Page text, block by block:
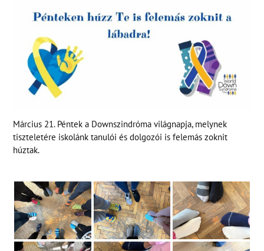
Március 21. Péntek a Downszindróma világnapja, melynek
tiszteletére iskolánk tanulói és dolgozói is felemás zoknit
húztak.